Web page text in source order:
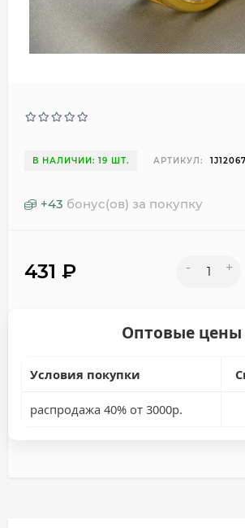
В НАЛИЧИИ: 19 ШТ. АРТИКУЛ:
+43 бонус(ов) за покупку
431 ₽ - +
Оптовые цены
Условия покупки
распродажа 40% от 3000р.